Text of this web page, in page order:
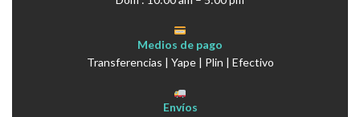
Medios de pago
Transferencias | Yape | Plin | Efectivo
Envíos